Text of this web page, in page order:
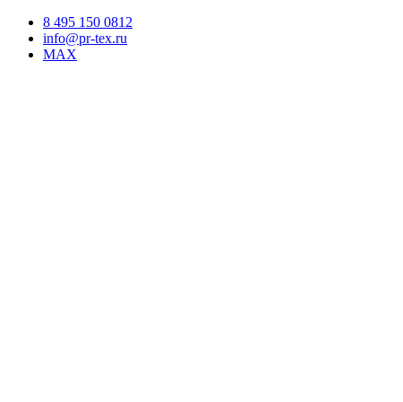
8 495 150 0812
info@pr-tex.ru
MAX